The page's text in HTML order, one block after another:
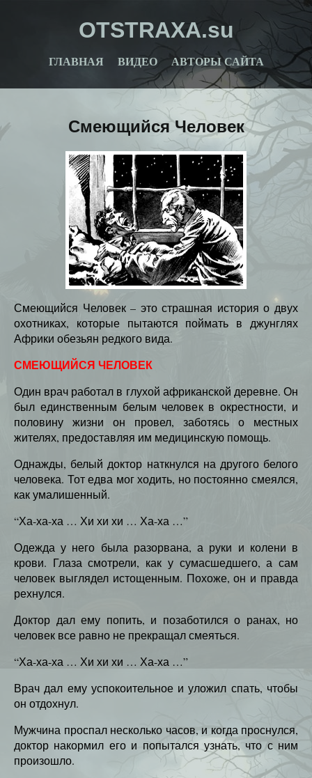
OTSTRAXA.su
ГЛАВНАЯ ВИДЕО АВТОРЫ САЙТА
Смеющийся Человек
Смеющийся Человек – это страшная история о двух
охотниках, которые пытаются поймать в джунглях
Африки обезьян редкого вида.
СМЕЮЩИЙСЯ ЧЕЛОВЕК
Один врач работал в глухой африканской деревне. Он
был единственным белым человек в окрестности, и
половину жизни он провел, заботясь о местных
жителях, предоставляя им медицинскую помощь.
Однажды, белый доктор наткнулся на другого белого
человека. Тот едва мог ходить, но постоянно смеялся,
как умалишенный.
“Ха-ха-ха … Хи хи хи … Ха-ха …”
Одежда у него была разорвана, а руки и колени в
крови. Глаза смотрели, как у сумасшедшего, а сам
человек выглядел истощенным. Похоже, он и правда
рехнулся.
Доктор дал ему попить, и позаботился о ранах, но
человек все равно не прекращал смеяться.
“Ха-ха-ха … Хи хи хи … Ха-ха …”
Врач дал ему успокоительное и уложил спать, чтобы
он отдохнул.
Мужчина проспал несколько часов, и когда проснулся,
доктор накормил его и попытался узнать, что с ним
произошло.